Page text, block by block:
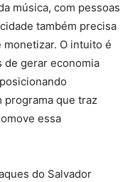
música, com pessoas
também precisa
monetizar. O intuito é
de gerar economia
programa que traz
essa
do Salvador